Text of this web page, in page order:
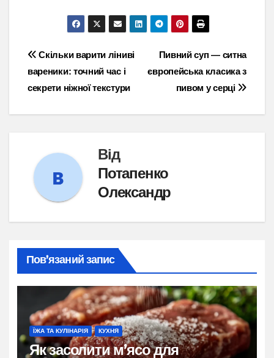
Навігація
записів
Пивний суп — ситна
європейська класика з
пивом у серці
Скільки варити ліниві
вареники: точний час і
секрети ніжної текстури
Від
Потапенко
Олександр
Пов’язаний запис
ЇЖА ТА КУЛІНАРІЯ КУХНЯ
Як засолити м’ясо для